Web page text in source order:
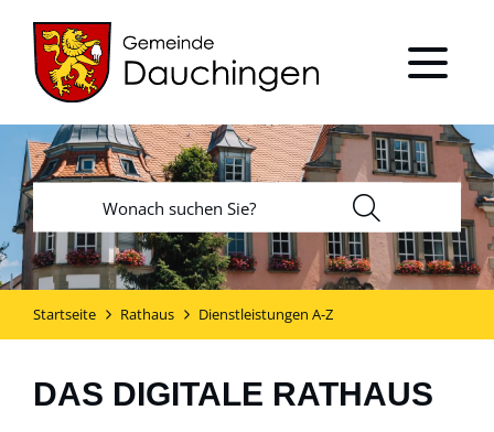
Startseite Rathaus Dienstleistungen A-Z
DAS DIGITALE RATHAUS